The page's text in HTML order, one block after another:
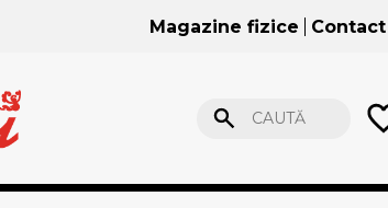
Magazine fizice Contact
CAUTĂ